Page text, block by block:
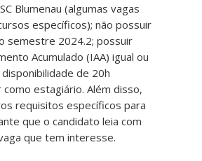
Blumenau (algumas vagas
específicos); não possuir
semestre 2024.2; possuir
Acumulado (IAA) igual ou
de 20h
estagiário. Além disso,
requisitos específicos para
que o candidato leia com
que tem interesse.